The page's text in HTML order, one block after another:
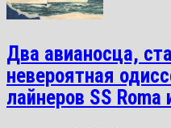
Два авианосца,
невероятная
лайнеров SS Roma